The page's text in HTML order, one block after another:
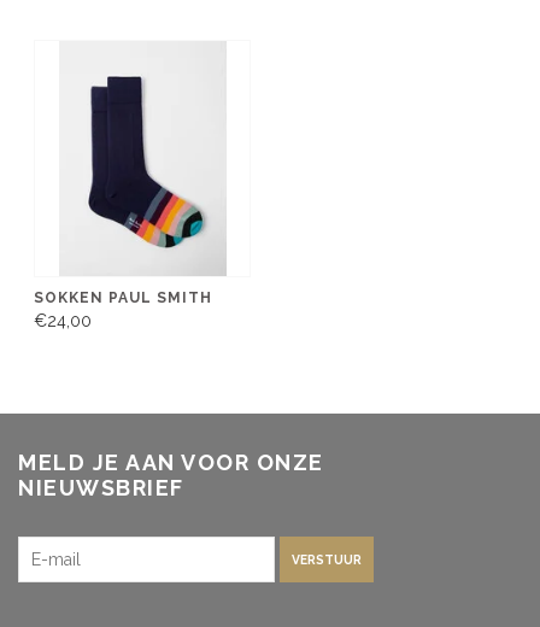
SOKKEN PAUL SMITH
€24,00
MELD JE AAN VOOR ONZE
NIEUWSBRIEF
VERSTUUR